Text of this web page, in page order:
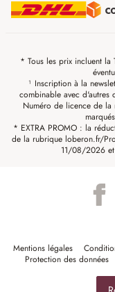
* Tous les prix incluent la
¹ Inscription à la
combinable avec d'autres
Numéro de licence de la
* EXTRA PROMO : la
de la rubrique loberon.fr/
11/08/2026
Mentions légales
Protection des données